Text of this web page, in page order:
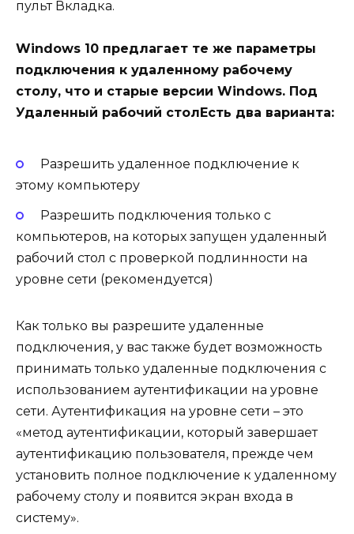
пульт Вкладка.
Windows 10 предлагает те же параметры
подключения к удаленному рабочему
столу, что и старые версии Windows. Под
Удаленный рабочий столЕсть два варианта:
Разрешить удаленное подключение к
этому компьютеру
Разрешить подключения только с
компьютеров, на которых запущен удаленный
рабочий стол с проверкой подлинности на
уровне сети (рекомендуется)
Как только вы разрешите удаленные
подключения, у вас также будет возможность
принимать только удаленные подключения с
использованием аутентификации на уровне
сети. Аутентификация на уровне сети – это
«метод аутентификации, который завершает
аутентификацию пользователя, прежде чем
установить полное подключение к удаленному
рабочему столу и появится экран входа в
систему».